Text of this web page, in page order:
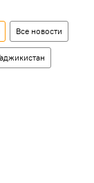
Все новости